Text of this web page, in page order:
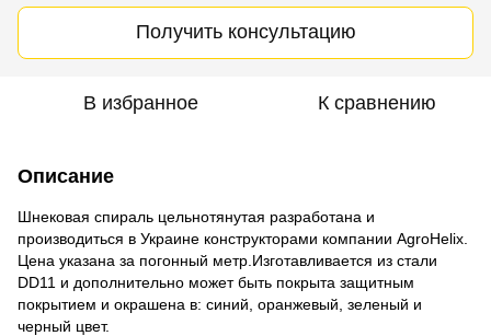
Получить консультацию
В избранное К сравнению
Описание
Шнековая спираль цельнотянутая разработана и
производиться в Украине конструкторами компании AgroHelix.
Цена указана за погонный метр.Изготавливается из стали
DD11 и дополнительно может быть покрыта защитным
покрытием и окрашена в: синий, оранжевый, зеленый и
черный цвет.